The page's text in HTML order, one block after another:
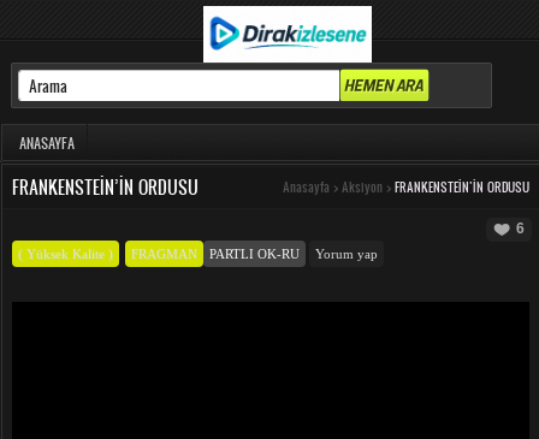
ANASAYFA
FRANKENSTEIN’IN ORDUSU Anasayfa > Aksiyon > FRANKENSTEIN’IN ORDUSU
6
( Yüksek Kalite ) FRAGMAN PARTLI OK-RU Yorum yap